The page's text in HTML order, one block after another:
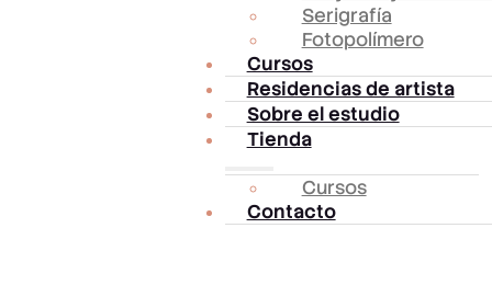
Serigrafía
Fotopolímero
Cursos
Residencias de artista
Sobre el estudio
Tienda
Cursos
Contacto